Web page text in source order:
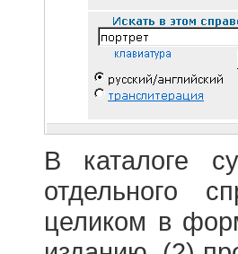
В каталоге
отдельного
целиком в